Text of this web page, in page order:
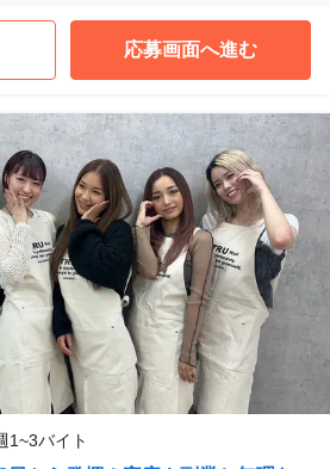
応募画面へ進む
1~3バイト